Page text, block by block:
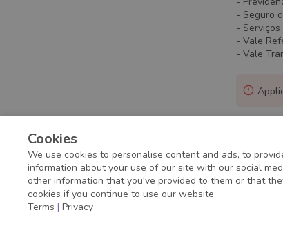
- Seguro
-
- Vale
- Vale
Cookies
We use cookies to personalise content and ads, to
information about your use of our site with our social
other information that you've provided to them or that
cookies if you continue to use our website.
Terms | Privacy